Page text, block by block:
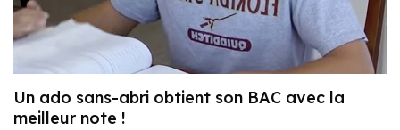
Un ado sans-abri obtient son BAC avec la
meilleur note !